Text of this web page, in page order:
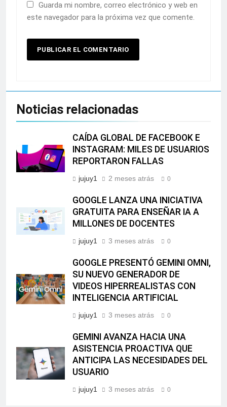
Guarda mi nombre, correo electrónico y web en
este navegador para la próxima vez que comente.
Noticias relacionadas
CAÍDA GLOBAL DE FACEBOOK E
INSTAGRAM: MILES DE USUARIOS
REPORTARON FALLAS
jujuy1 2 meses atrás 0
GOOGLE LANZA UNA INICIATIVA
GRATUITA PARA ENSEÑAR IA A
MILLONES DE DOCENTES
jujuy1 3 meses atrás 0
GOOGLE PRESENTÓ GEMINI OMNI,
SU NUEVO GENERADOR DE
VIDEOS HIPERREALISTAS CON
INTELIGENCIA ARTIFICIAL
jujuy1 3 meses atrás 0
GEMINI AVANZA HACIA UNA
ASISTENCIA PROACTIVA QUE
ANTICIPA LAS NECESIDADES DEL
USUARIO
jujuy1 3 meses atrás 0